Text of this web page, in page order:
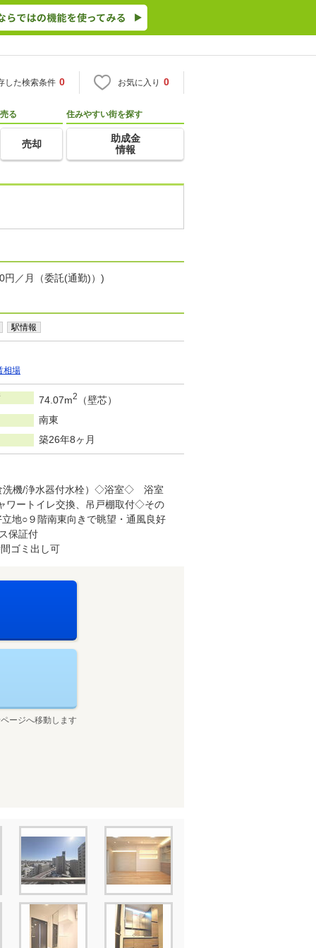
した検索条件 0 お気に入り 0
売る
売却
住みやすい街を探す
助成金
情報
／月（委託(通勤)）)
駅情報
相場
74.07m2
（壁芯）
南東
築26年8ヶ月
洗機/浄水器付水栓）◇浴室◇ 浴室
ートイレ交換、吊戸棚取付◇その
地○９階南東向きで眺望・通風良好
保証付
ゴミ出し可
ージへ移動します